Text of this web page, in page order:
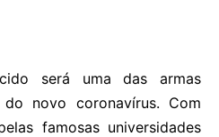
será uma das armas
novo coronavírus. Com
famosas universidades